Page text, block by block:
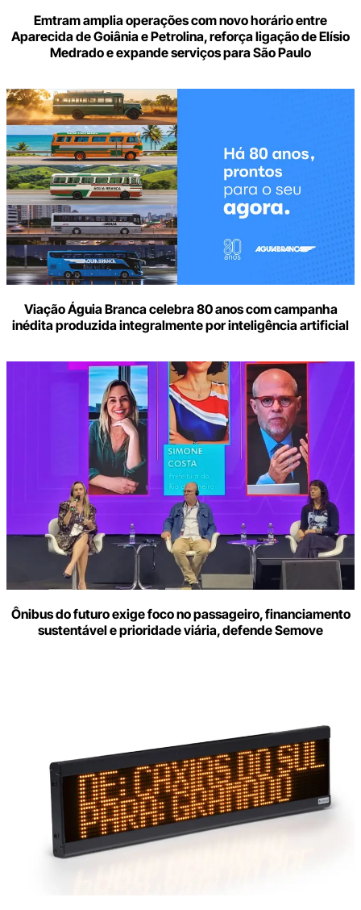
Emtram amplia operações com novo horário entre
Aparecida de Goiânia e Petrolina, reforça ligação de Elísio
Medrado e expande serviços para São Paulo
Viação Águia Branca celebra 80 anos com campanha
inédita produzida integralmente por inteligência artificial
Ônibus do futuro exige foco no passageiro, financiamento
sustentável e prioridade viária, defende Semove